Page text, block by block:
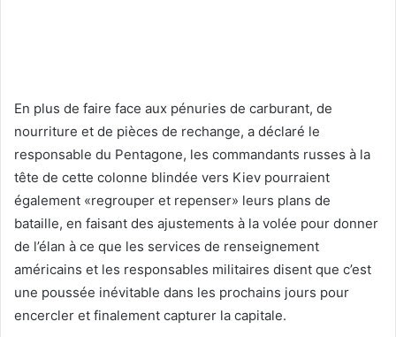
En plus de faire face aux pénuries de carburant, de
nourriture et de pièces de rechange, a déclaré le
responsable du Pentagone, les commandants russes à la
tête de cette colonne blindée vers Kiev pourraient
également «regrouper et repenser» leurs plans de
bataille, en faisant des ajustements à la volée pour donner
de l’élan à ce que les services de renseignement
américains et les responsables militaires disent que c’est
une poussée inévitable dans les prochains jours pour
encercler et finalement capturer la capitale.